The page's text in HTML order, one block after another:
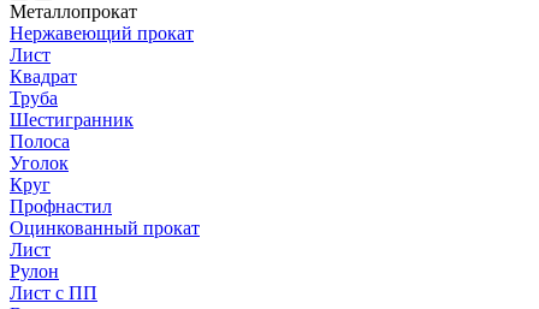
Металлопрокат
Нержавеющий прокат
Лист
Квадрат
Труба
Шестигранник
Полоса
Уголок
Круг
Профнастил
Оцинкованный прокат
Лист
Рулон
Лист с ПП